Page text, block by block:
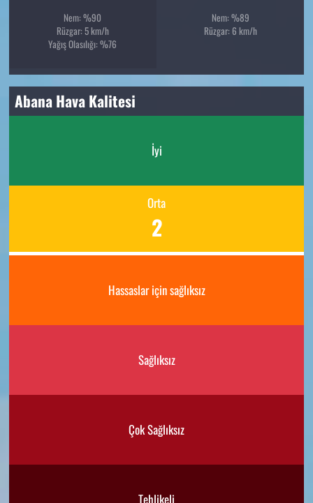
Nem: %90
Rüzgar: 5 km/h
Yağış Olasılığı: %76
Nem: %89
Rüzgar: 6 km/h
Abana Hava Kalitesi
İyi
Orta
2
Hassaslar için sağlıksız
Sağlıksız
Çok Sağlıksız
Tehlikeli